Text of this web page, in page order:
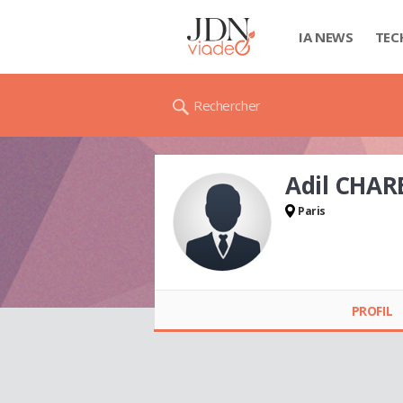
IA NEWS
Rechercher
Adil
Paris
PROFIL